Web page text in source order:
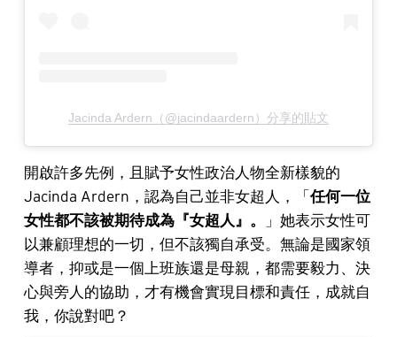
Jacinda Ardern（@jacindaardern）分享的貼文
開啟許多先例，且賦予女性政治人物全新樣貌的
Jacinda Ardern，認為自己並非女超人，「任何一位
女性都不該被期待成為『女超人』。
」她表示女性可
以兼顧理想的一切，但不該獨自承受。無論是國家領
導者，抑或是一個上班族還是母親，都需要毅力、決
心與旁人的協助，才有機會實現目標和責任，成就自
我，你說對吧？